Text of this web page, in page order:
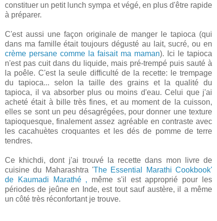
constituer un petit lunch sympa et végé, en plus d'être rapide
à préparer.
C'est aussi une façon originale de manger le tapioca (qui
dans ma famille était toujours dégusté au lait, sucré, ou en
crème persane comme la faisait ma maman). Ici le tapioca
n'est pas cuit dans du liquide, mais pré-trempé puis sauté à
la poêle. C'est la seule difficulté de la recette: le trempage
du tapioca... selon la taille des grains et la qualité du
tapioca, il va absorber plus ou moins d'eau. Celui que j'ai
acheté était à bille très fines, et au moment de la cuisson,
elles se sont un peu désagrégées, pour donner une texture
tapioquesque, finalement assez agréable en contraste avec
les cacahuètes croquantes et les dés de pomme de terre
tendres.
Ce khichdi, dont j'ai trouvé la recette dans mon livre de
cuisine du Maharashtra 'The Essential Marathi Cookbook'
de Kaumadi Marathé , même s'il est approprié pour les
périodes de jeûne en Inde, est tout sauf austère, il a même
un côté très réconfortant je trouve.